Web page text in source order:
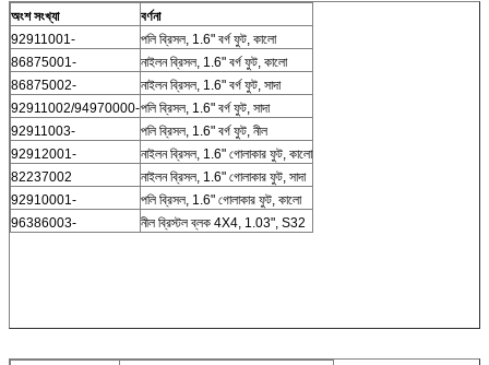
অংশ সংখ্যা
বর্ণনা
92911001-
পলি ব্রিসল, 1.6" বর্গ ফুট, কালো
86875001-
নাইলন ব্রিসল, 1.6" বর্গ ফুট, কালো
86875002-
নাইলন ব্রিসল, 1.6" বর্গ ফুট, সাদা
92911002/94970000-পলি ব্রিসল, 1.6" বর্গ ফুট, সাদা
92911003-
পলি ব্রিসল, 1.6" বর্গ ফুট, নীল
92912001-
নাইলন ব্রিসল, 1.6" গোলাকার ফুট, কালো
82237002
নাইলন ব্রিসল, 1.6" গোলাকার ফুট, সাদা
92910001-
পলি ব্রিসল, 1.6" গোলাকার ফুট, কালো
96386003-
নীল ব্রিস্টল ব্লক 4X4, 1.03", S32